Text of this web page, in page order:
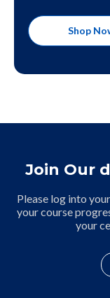
Shop
Join Our
Please log into
your course
your